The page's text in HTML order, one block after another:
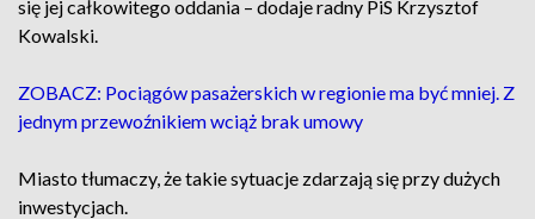
się jej całkowitego oddania – dodaje radny PiS Krzysztof
Kowalski.
ZOBACZ: Pociągów pasażerskich w regionie ma być mniej. Z
jednym przewoźnikiem wciąż brak umowy
Miasto tłumaczy, że takie sytuacje zdarzają się przy dużych
inwestycjach.